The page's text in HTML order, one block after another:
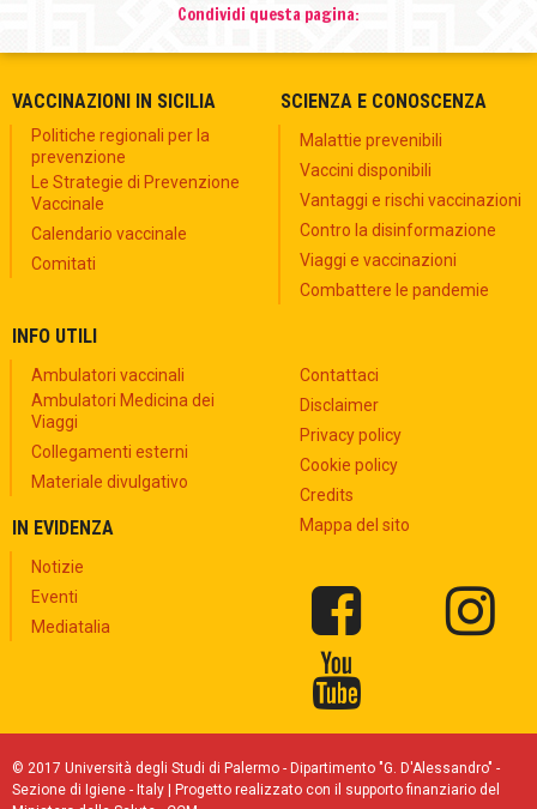
Condividi questa pagina:
VACCINAZIONI IN SICILIA
Politiche regionali per la
prevenzione
Le Strategie di Prevenzione
Vaccinale
Calendario vaccinale
Comitati
SCIENZA E CONOSCENZA
Malattie prevenibili
Vaccini disponibili
Vantaggi e rischi vaccinazioni
Contro la disinformazione
Viaggi e vaccinazioni
Combattere le pandemie
INFO UTILI
Ambulatori vaccinali
Ambulatori Medicina dei
Viaggi
Collegamenti esterni
Materiale divulgativo
IN EVIDENZA
Notizie
Eventi
Mediatalia
Contattaci
Disclaimer
Privacy policy
Cookie policy
Credits
Mappa del sito
© 2017 Università degli Studi di Palermo - Dipartimento "G. D'Alessandro" -
Sezione di Igiene - Italy | Progetto realizzato con il supporto finanziario del